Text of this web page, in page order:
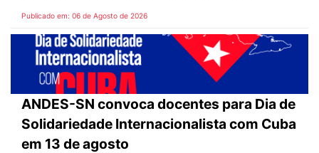
Publicado em: 06 de Agosto de 2026
ANDES-SN convoca docentes para Dia de
Solidariedade Internacionalista com Cuba
em 13 de agosto